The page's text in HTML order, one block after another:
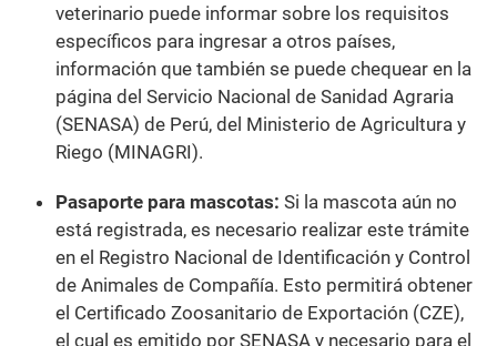
veterinario puede informar sobre los requisitos
específicos para ingresar a otros países,
información que también se puede chequear en la
página del Servicio Nacional de Sanidad Agraria
(SENASA) de Perú, del Ministerio de Agricultura y
Riego (MINAGRI).
Pasaporte para mascotas: Si la mascota aún no
está registrada, es necesario realizar este trámite
en el Registro Nacional de Identificación y Control
de Animales de Compañía. Esto permitirá obtener
el Certificado Zoosanitario de Exportación (CZE),
el cual es emitido por SENASA y necesario para el